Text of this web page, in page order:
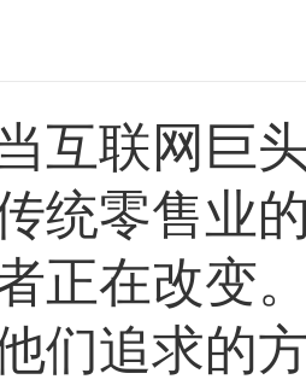
联网巨头
统零售业
正在改变
们追求的